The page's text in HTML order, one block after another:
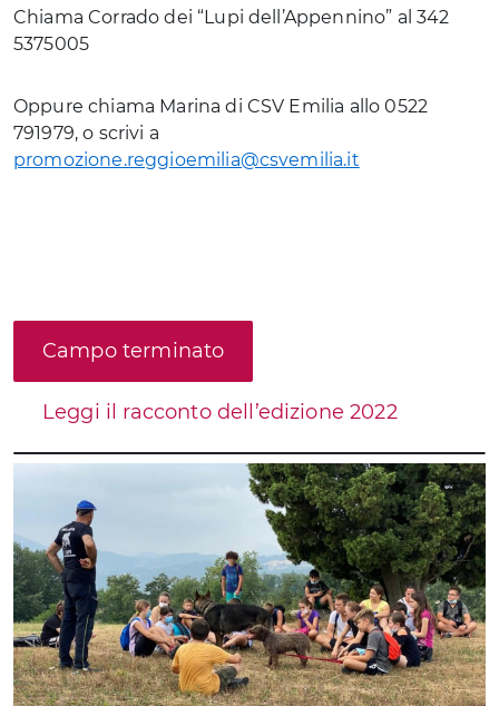
Chiama Corrado dei “Lupi dell’Appennino” al 342
5375005
Oppure chiama Marina di CSV Emilia allo 0522
791979, o scrivi a
promozione.reggioemilia@csvemilia.it
Campo terminato
Leggi il racconto dell’edizione 2022